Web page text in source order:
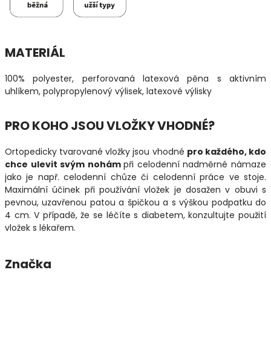
MATERIÁL
100% polyester, perforovaná latexová pěna s aktivním
uhlíkem, polypropylenový výlisek, latexové výlisky
PRO KOHO JSOU VLOŽKY VHODNÉ?
Ortopedicky tvarované vložky jsou vhodné pro každého, kdo
chce ulevit svým nohámpři celodenní nadměrné námaze
jako je např. celodenní chůze či celodenní práce ve stoje.
Maximální účinek při používání vložek je dosažen v obuvi s
pevnou, uzavřenou patou a špičkou a s výškou podpatku do
4 cm. V případě, že se léčíte s diabetem, konzultujte použití
vložek s lékařem.
Značka